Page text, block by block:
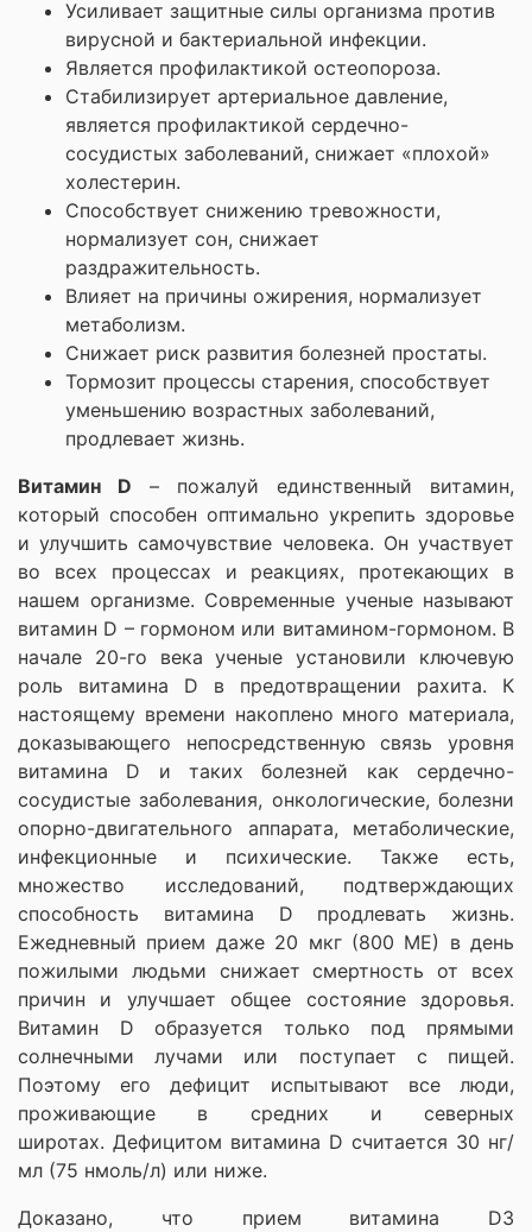
Усиливает защитные силы организма против
вирусной и бактериальной инфекции.
Является профилактикой остеопороза.
Стабилизирует артериальное давление,
является профилактикой сердечно-
сосудистых заболеваний, снижает «плохой»
холестерин.
Способствует снижению тревожности,
нормализует сон, снижает
раздражительность.
Влияет на причины ожирения, нормализует
метаболизм.
Снижает риск развития болезней простаты.
Тормозит процессы старения, способствует
уменьшению возрастных заболеваний,
продлевает жизнь.
Витамин D – пожалуй единственный витамин,
который способен оптимально укрепить здоровье
и улучшить самочувствие человека. Он участвует
во всех процессах и реакциях, протекающих в
нашем организме. Современные ученые называют
витамин D – гормоном или витамином-гормоном. В
начале 20-го века ученые установили ключевую
роль витамина D в предотвращении рахита. К
настоящему времени накоплено много материала,
доказывающего непосредственную связь уровня
витамина D и таких болезней как сердечно-
сосудистые заболевания, онкологические, болезни
опорно-двигательного аппарата, метаболические,
инфекционные и психические. Также есть,
множество исследований, подтверждающих
способность витамина D продлевать жизнь.
Ежедневный прием даже 20 мкг (800 МЕ) в день
пожилыми людьми снижает смертность от всех
причин и улучшает общее состояние здоровья.
Витамин D образуется только под прямыми
солнечными лучами или поступает с пищей.
Поэтому его дефицит испытывают все люди,
проживающие в средних и северных
широтах. Дефицитом витамина D считается 30 нг/
мл (75 нмоль/л) или ниже.
Доказано, что прием витамина D3